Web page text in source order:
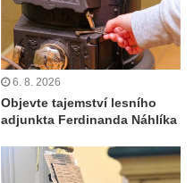
6. 8. 2026
Objevte tajemství lesního
adjunkta Ferdinanda Náhlíka